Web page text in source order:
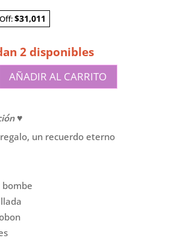
$31,011
2 disponibles
AÑADIR AL CARRITO
♥
un recuerdo eterno